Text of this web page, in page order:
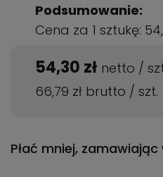
Podsumowanie:
Cena za 1 sztukę:
54,30 zł netto /
66,79 zł brutto / szt.
Płać mniej, zamawiając